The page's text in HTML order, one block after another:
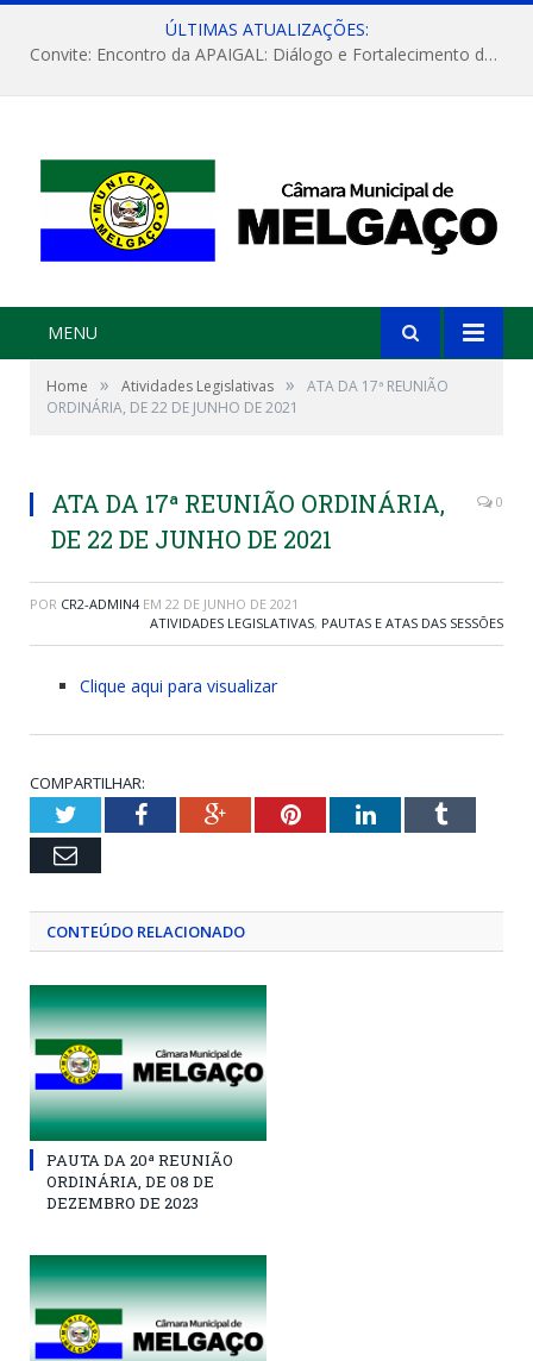
ÚLTIMAS ATUALIZAÇÕES:
Convite: Encontro da APAIGAL: Diálogo e Fortalecimento da Agricultura Familiar
MENU
Home » Atividades Legislativas »
ATA DA 17ª REUNIÃO
ORDINÁRIA, DE 22 DE JUNHO DE 2021
ATA DA 17ª REUNIÃO ORDINÁRIA,
DE 22 DE JUNHO DE 2021
0
POR CR2-ADMIN4 EM 22 DE JUNHO DE 2021
ATIVIDADES LEGISLATIVAS, PAUTAS E ATAS DAS SESSÕES
Clique aqui para visualizar
COMPARTILHAR:
TwitterFacebookGoogle+PinterestLinkedInTumblr
Email
CONTEÚDO RELACIONADO
PAUTA DA 20ª REUNIÃO
ORDINÁRIA, DE 08 DE
DEZEMBRO DE 2023